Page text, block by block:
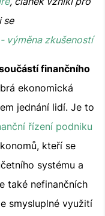
se
výměna zkušeností
finančního
ekonomická
jednání lidí. Je to
řízení podniku
kteří se
systému a
také nefinančních
smysluplné využití